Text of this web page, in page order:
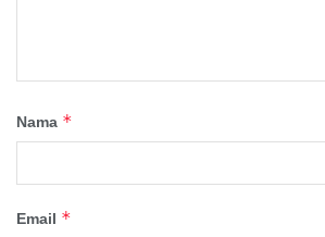
Nama *
Email *